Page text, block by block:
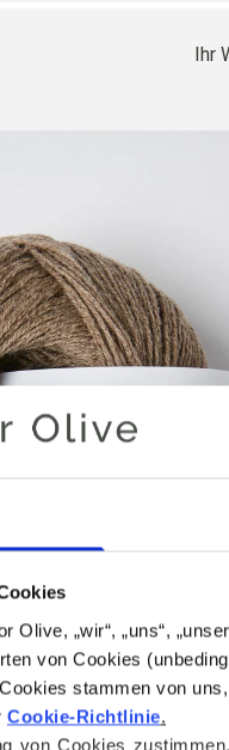
Olive, „wir“, „uns“,
von Cookies
stammen von
Cookie-Richtlinie.
von Cookies
Ihr